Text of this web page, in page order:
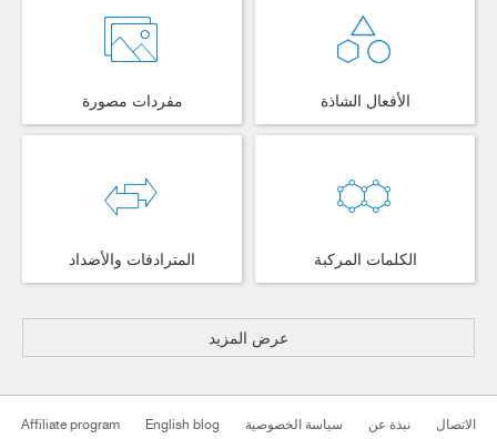
مفردات مصورة الأفعال الشاذة
المترادفات والأضداد الكلمات المركبة
عرض المزيد
Affiliate program English blog سياسة الخصوصية نبذة عن الاتصال